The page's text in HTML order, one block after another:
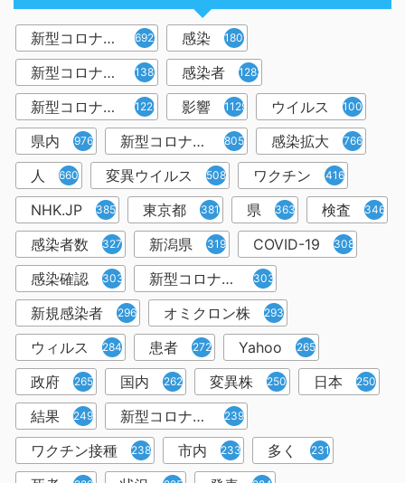
新型コロナウイルス 6921 感染 1809
新型コロナウィルス 1382 感染者 1283
新型コロナウイルス感染症 1226 影響 1129 ウイルス 1001
県内 976 新型コロナウイルス感染 805 感染拡大 766
人 660 変異ウイルス 508 ワクチン 416
NHK.JP 385 東京都 381 県 363 検査 346
感染者数 327 新潟県 319 COVID-19 308
感染確認 303 新型コロナウィルス感染症 303
新規感染者 296 オミクロン株 293
ウィルス 284 患者 272 Yahoo 265
政府 265 国内 262 変異株 250 日本 250
結果 249 新型コロナウイルスワクチン 239
ワクチン接種 238 市内 233 多く 231